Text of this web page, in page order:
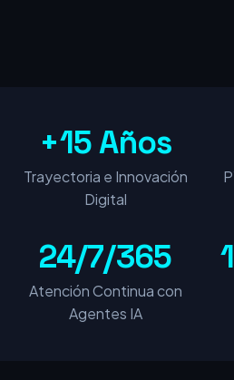
+15 Años
Trayectoria e Innovación
Digital
24/7/365
Atención Continua con
Agentes IA